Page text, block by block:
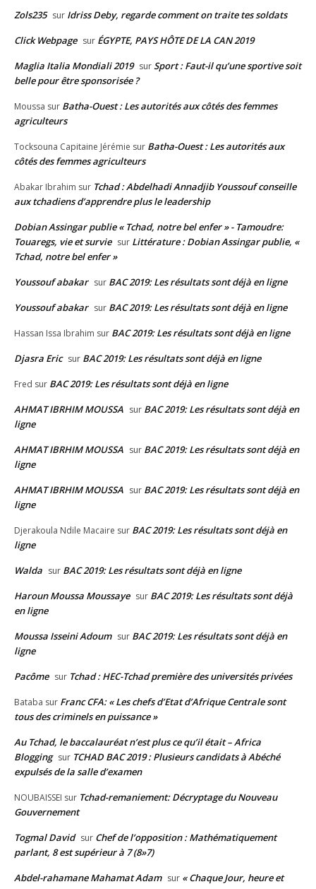
Zols235 sur Idriss Deby, regarde comment on traite tes soldats
Click Webpage sur ÉGYPTE, PAYS HÔTE DE LA CAN 2019
Maglia Italia Mondiali 2019 surSport : Faut-il qu’une sportive soit
belle pour être sponsorisée ?
Moussa sur Batha-Ouest : Les autorités aux côtés des femmes
agriculteurs
Tocksouna Capitaine Jérémie sur Batha-Ouest : Les autorités aux
côtés des femmes agriculteurs
Abakar Ibrahim sur Tchad : Abdelhadi Annadjib Youssouf conseille
aux tchadiens d’apprendre plus le leadership
Dobian Assingar publie « Tchad, notre bel enfer » - Tamoudre:
Touaregs, vie et survie sur Littérature : Dobian Assingar publie, «
Tchad, notre bel enfer »
Youssouf abakar sur BAC 2019: Les résultats sont déjà en ligne
Youssouf abakar sur BAC 2019: Les résultats sont déjà en ligne
Hassan Issa Ibrahim sur BAC 2019: Les résultats sont déjà en ligne
Djasra Eric sur BAC 2019: Les résultats sont déjà en ligne
Fred sur BAC 2019: Les résultats sont déjà en ligne
AHMAT IBRHIM MOUSSA sur BAC 2019: Les résultats sont déjà en
ligne
AHMAT IBRHIM MOUSSA sur BAC 2019: Les résultats sont déjà en
ligne
AHMAT IBRHIM MOUSSA sur BAC 2019: Les résultats sont déjà en
ligne
Djerakoula Ndile Macaire sur BAC 2019: Les résultats sont déjà en
ligne
Walda sur BAC 2019: Les résultats sont déjà en ligne
Haroun Moussa Moussaye sur BAC 2019: Les résultats sont déjà
en ligne
Moussa Isseini Adoum sur BAC 2019: Les résultats sont déjà en
ligne
Pacôme sur Tchad : HEC-Tchad première des universités privées
Bataba sur Franc CFA: « Les chefs d’Etat d’Afrique Centrale sont
tous des criminels en puissance »
Au Tchad, le baccalauréat n’est plus ce qu’il était – Africa
Blogging sur TCHAD BAC 2019 : Plusieurs candidats à Abéché
expulsés de la salle d’examen
NOUBAISSEI sur Tchad-remaniement: Décryptage du Nouveau
Gouvernement
Togmal David sur Chef de l’opposition : Mathématiquement
parlant, 8 est supérieur à 7 (8»7)
Abdel-rahamane Mahamat Adam sur « Chaque Jour, heure et